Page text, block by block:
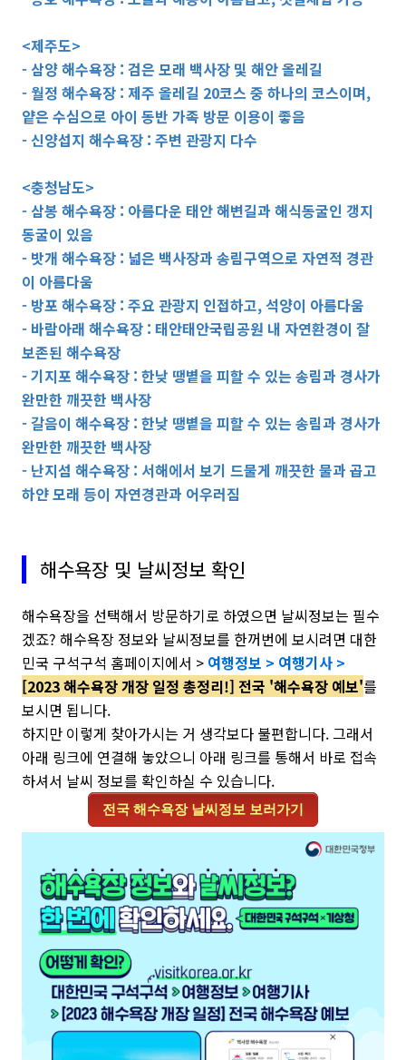
<제주도>
- 삼양 해수욕장 : 검은 모래 백사장 및 해안 올레길
- 월정 해수욕장 : 제주 올레길 20코스 중 하나의 코스이며,
얕은 수심으로 아이 동반 가족 방문 이용이 좋음
- 신양섭지 해수욕장 : 주변 관광지 다수
<충청남도>
- 삼봉 해수욕장 : 아름다운 태안 해변길과 해식동굴인 갱지
동굴이 있음
- 밧개 해수욕장 : 넓은 백사장과 송림구역으로 자연적 경관
이 아름다움
- 방포 해수욕장 : 주요 관광지 인접하고, 석양이 아름다움
- 바람아래 해수욕장 : 태안태안국립공원 내 자연환경이 잘
보존된 해수욕장
- 기지포 해수욕장 : 한낮 땡볕을 피할 수 있는 송림과 경사가
완만한 깨끗한 백사장
- 갈음이 해수욕장 : 한낮 땡볕을 피할 수 있는 송림과 경사가
완만한 깨끗한 백사장
- 난지섬 해수욕장 : 서해에서 보기 드물게 깨끗한 물과 곱고
하얀 모래 등이 자연경관과 어우러짐
해수욕장 및 날씨정보 확인
해수욕장을 선택해서 방문하기로 하였으면 날씨정보는 필수
겠죠? 해수욕장 정보와 날씨정보를 한꺼번에 보시려면 대한
민국 구석구석 홈페이지에서 > 여행정보 > 여행기사 >
[2023 해수욕장 개장 일정 총정리!] 전국 '해수욕장 예보'를
보시면 됩니다.
하지만 이렇게 찾아가시는 거 생각보다 불편합니다. 그래서
아래 링크에 연결해 놓았으니 아래 링크를 통해서 바로 접속
하셔서 날씨 정보를 확인하실 수 있습니다.
전국 해수욕장 날씨정보 보러가기